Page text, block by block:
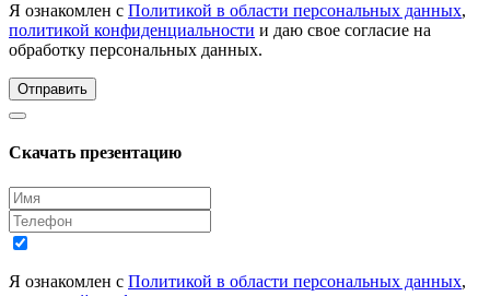
Я ознакомлен с Политикой в области персональных данных,
политикой конфиденциальности и даю свое согласие на
обработку персональных данных.
Отправить
Скачать презентацию
Я ознакомлен с Политикой в области персональных данных,